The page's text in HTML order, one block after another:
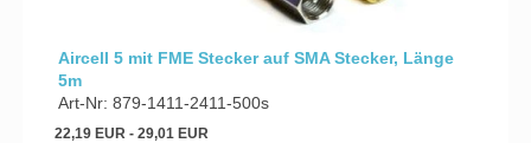
Aircell 5 mit FME Stecker auf SMA Stecker, Länge
5m
Art-Nr: 879-1411-2411-500s
22,19 EUR- 29,01 EUR